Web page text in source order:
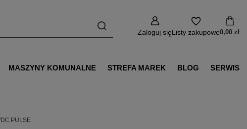
Zaloguj sięListy zakupowe0,00 zł
MASZYNY KOMUNALNE STREFA MAREK BLOG SERWIS
PULSE